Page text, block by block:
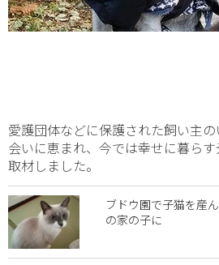
愛護団体などに保護された飼い主
会いに恵まれ、今では幸せに暮ら
取材しました。
ブドウ園で子猫を産
の家の子に